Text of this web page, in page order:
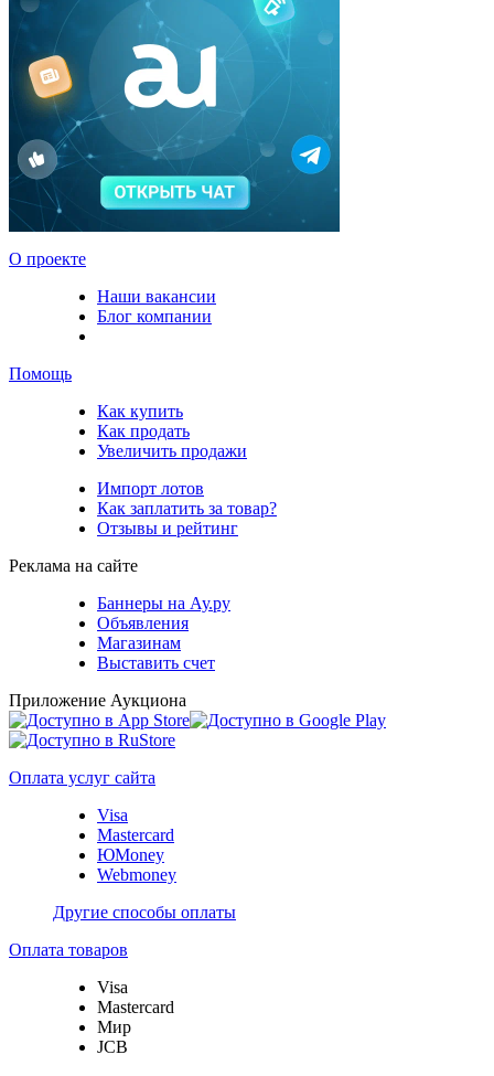
О проекте
Наши вакансии
Блог компании
Помощь
Как купить
Как продать
Увеличить продажи
Импорт лотов
Как заплатить за товар?
Отзывы и рейтинг
Реклама на сайте
Баннеры на Ау.ру
Объявления
Магазинам
Выставить счет
Приложение Аукциона
Оплата услуг сайта
Visa
Mastercard
ЮMoney
Webmoney
Другие способы оплаты
Оплата товаров
Visa
Mastercard
Мир
JCB